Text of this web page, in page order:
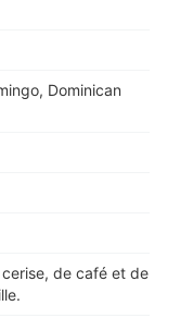
Dominican
de café et de